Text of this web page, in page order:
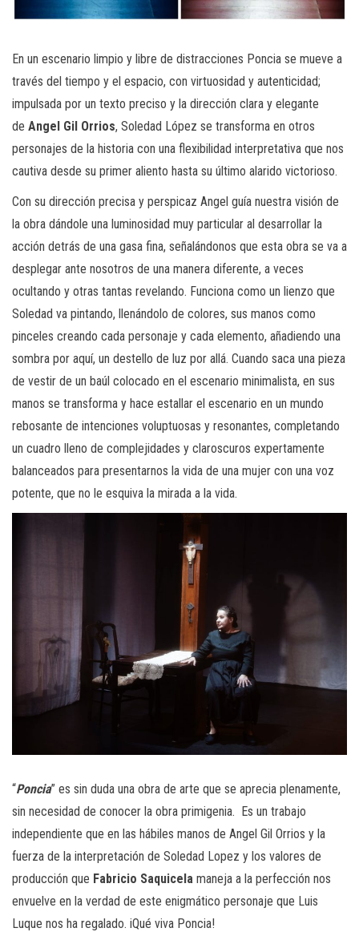
En un escenario limpio y libre de distracciones Poncia se mueve a
través del tiempo y el espacio, con virtuosidad y autenticidad;
impulsada por un texto preciso y la dirección clara y elegante
de Angel Gil Orrios, Soledad López se transforma en otros
personajes de la historia con una flexibilidad interpretativa que nos
cautiva desde su primer aliento hasta su último alarido victorioso.
Con su dirección precisa y perspicaz Angel guía nuestra visión de
la obra dándole una luminosidad muy particular al desarrollar la
acción detrás de una gasa fina, señalándonos que esta obra se va a
desplegar ante nosotros de una manera diferente, a veces
ocultando y otras tantas revelando. Funciona como un lienzo que
Soledad va pintando, llenándolo de colores, sus manos como
pinceles creando cada personaje y cada elemento, añadiendo una
sombra por aquí, un destello de luz por allá. Cuando saca una pieza
de vestir de un baúl colocado en el escenario minimalista, en sus
manos se transforma y hace estallar el escenario en un mundo
rebosante de intenciones voluptuosas y resonantes, completando
un cuadro lleno de complejidades y claroscuros expertamente
balanceados para presentarnos la vida de una mujer con una voz
potente, que no le esquiva la mirada a la vida.
“Poncia” es sin duda una obra de arte que se aprecia plenamente,
sin necesidad de conocer la obra primigenia. Es un trabajo
independiente que en las hábiles manos de Angel Gil Orrios y la
fuerza de la interpretación de Soledad Lopez y los valores de
producción que Fabricio Saquicela maneja a la perfección nos
envuelve en la verdad de este enigmático personaje que Luis
Luque nos ha regalado. iQué viva Poncia!